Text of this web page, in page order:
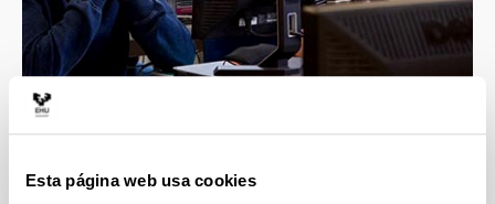
Esta página web usa cookies